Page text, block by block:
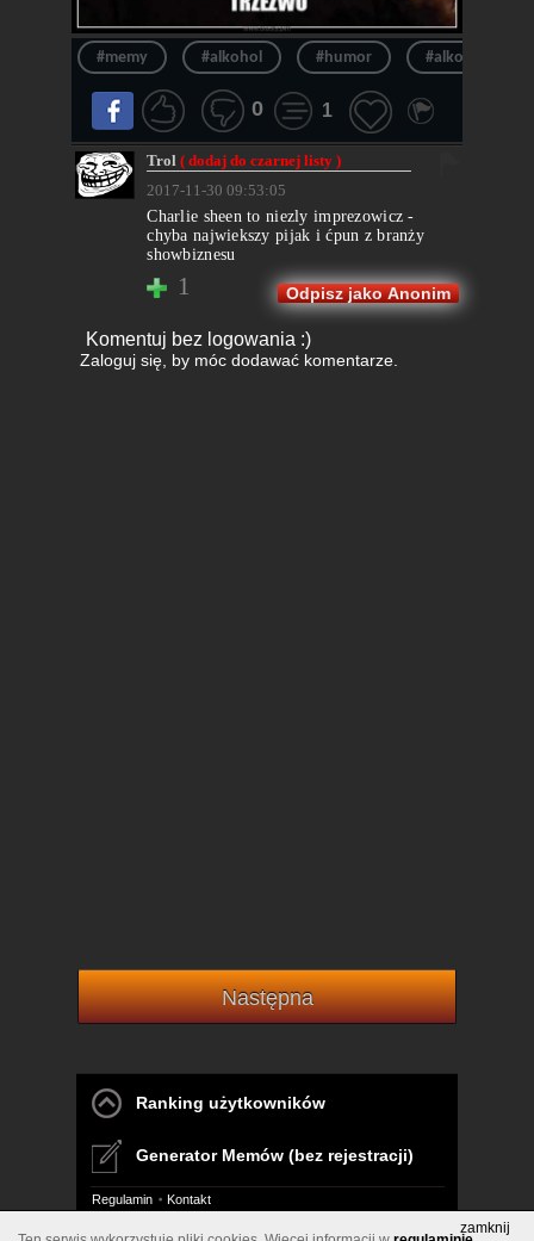
#memy #alkohol #humor #alkoholik
0 1
Trol( dodaj do czarnej listy )
2017-11-30 09:53:05
Charlie sheen to niezly imprezowicz -
chyba najwiekszy pijak i ćpun z branży
showbiznesu
1 Odpisz jako Anonim
Komentuj bez logowania :)
Zaloguj się, by móc dodawać komentarze.
Następna
Ranking użytkowników
Generator Memów (bez rejestracji)
Regulamin Kontakt
zamknij